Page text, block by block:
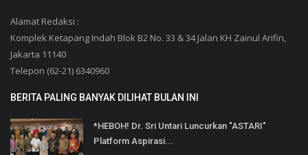
Alamat Redaksi :
Komplek Ketapang Indah Blok B2 No. 33 & 34 Jalan KH Zainul Arifin,
Jakarta 11140
Telepon (62-21) 6340960
BERITA PALING BANYAK DILIHAT BULAN INI
*HEBOH! Dr. Sri Untari Luncurkan "ASTARI"
Platform Aspirasi...